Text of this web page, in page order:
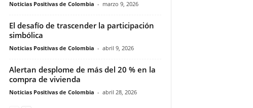
Noticias Positivas de Colombia - marzo 9, 2026
El desafío de trascender la participación
simbólica
Noticias Positivas de Colombia - abril 9, 2026
Alertan desplome de más del 20 % en la
compra de vivienda
Noticias Positivas de Colombia - abril 28, 2026